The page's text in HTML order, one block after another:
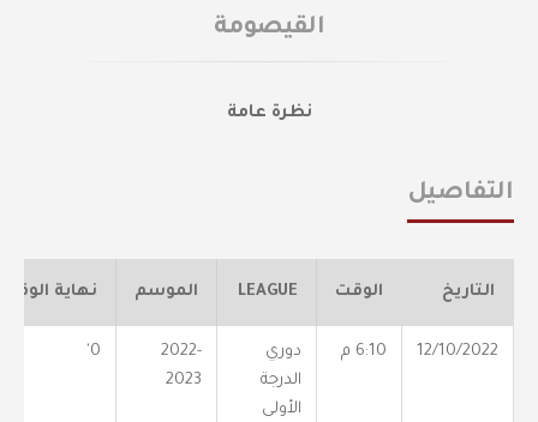
القيصومة
نظرة عامة
التفاصيل
التاريخ الوقت LEAGUE الموسم نهاية الوقت
12/10/2022 6:10 م
دوري
الدرجة
الأولى
2022-
2023
0'